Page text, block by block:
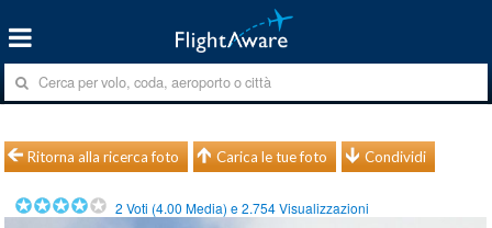
Ritorna alla ricerca foto Carica le tue foto Condividi
2 Voti (4.00 Media) e2.754Visualizzazioni